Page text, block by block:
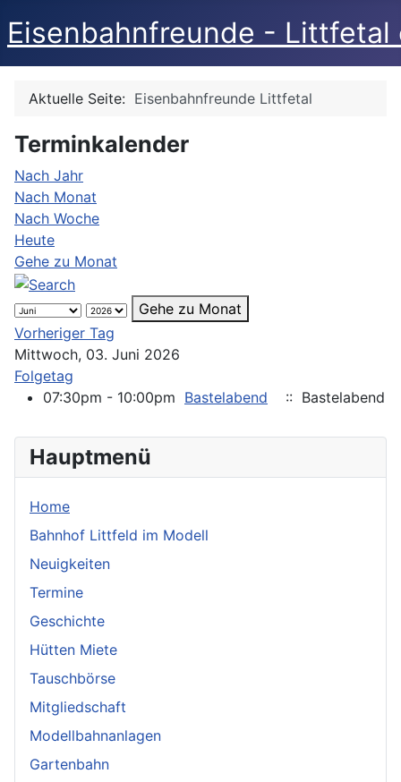
Eisenbahnfreunde - Littfetal
Aktuelle Seite: Eisenbahnfreunde Littfetal
Terminkalender
Nach Jahr
Nach Monat
Nach Woche
Heute
Gehe zu Monat
Gehe zu Monat
Vorheriger Tag
Mittwoch, 03. Juni 2026
Folgetag
07:30pm - 10:00pm Bastelabend :: Bastelabend
Hauptmenü
Home
Bahnhof Littfeld im Modell
Neuigkeiten
Termine
Geschichte
Hütten Miete
Tauschbörse
Mitgliedschaft
Modellbahnanlagen
Gartenbahn